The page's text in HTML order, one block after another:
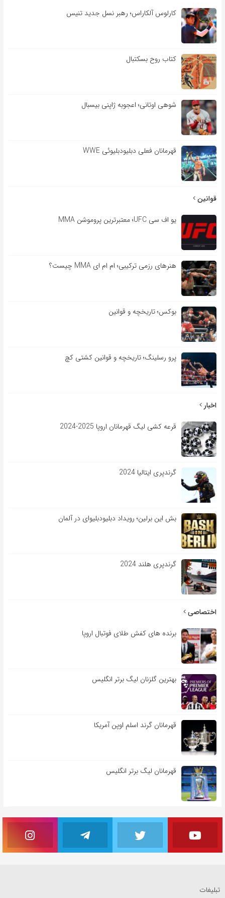
کارلوس آلکاراس؛ رهبر نسل جدید تنیس
کتاب روح بسکتبال
شوهی اوتانی؛ اعجوبه ژاپنی بیسبال
قهرمانان فعلی دبلیودبلیوئی WWE
قوانین
یو اف سی UFC؛ معتبرترین پروموشن MMA
هنرهای رزمی ترکیبی؛ ام ام ای MMA چیست؟
بوکس؛ تاریخچه و قوانین
پرو رسلینگ؛ تاریخچه و قوانین کشتی کچ
اخبار
قرعه کشی لیگ قهرمانان اروپا 2025-2024
گرندپری ایتالیا 2024
بش این برلین؛ رویداد دبلیودبلیوای در آلمان
گرندپری هلند 2024
اختصاصی
برنده های کفش طلای فوتبال اروپا
بهترین گلزنان لیگ برتر انگلیس
قهرمانان گرند اسلم اوپن آمریکا
قهرمانان لیگ برتر انگلیس
تبلیغات